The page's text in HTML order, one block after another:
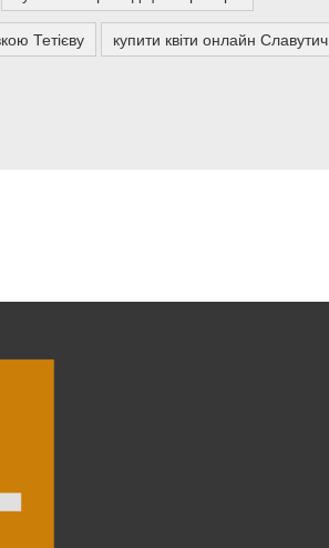
Тетієву купити квіти онлайн Славутич